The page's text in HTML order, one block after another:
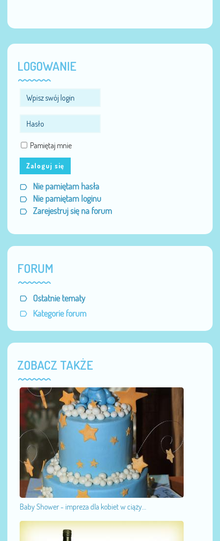
LOGOWANIE
Pamiętaj mnie
Zaloguj się
Nie pamiętam hasła
Nie pamiętam loginu
Zarejestruj się na forum
FORUM
Ostatnie tematy
Kategorie forum
ZOBACZ TAKŻE
Baby Shower - impreza dla kobiet w ciąży...